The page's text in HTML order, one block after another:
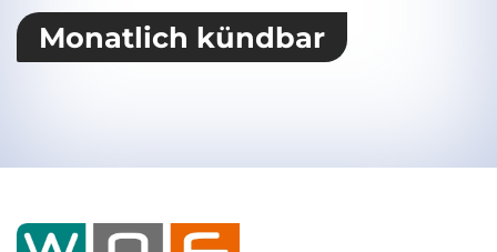
Monatlich kündbar